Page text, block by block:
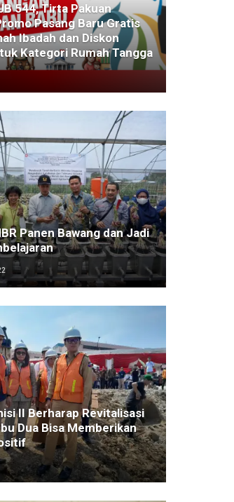
544, Tirta Pakuan
Pasang Baru Gratis
Ibadah dan Diskon
Kategori Rumah Tangga
Panen Bawang dan Jadi
II Berharap Revitalisasi
Dua Bisa Memberikan